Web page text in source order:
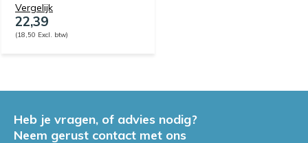
Vergelijk
22,39
(18,50 Excl. btw)
Heb je vragen, of advies nodig?
Neem gerust contact met ons